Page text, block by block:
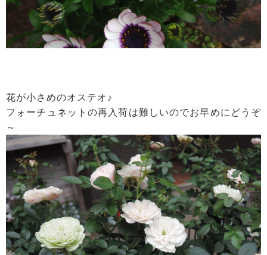
花が小さめのオステオ♪
フォーチュネットの再入荷は難しいのでお早めにどうぞ
～